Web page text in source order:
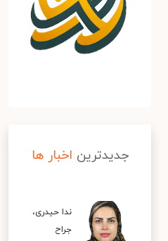
جدیدترین اخبار ها
ندا حیدری،
جراح